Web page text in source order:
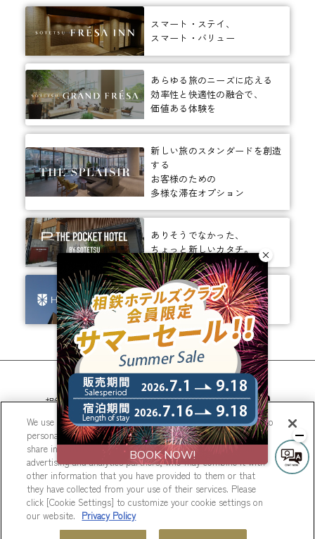
スマート・ステイ、
スマート・バリュー
あらゆる旅のニーズに応える
効率性と快適性の融合で、
価値ある体験を
新しい旅のスタンダードを創造
する
お客様のための
多様な滞在オプション
ありそうでなかった、
ちょっと新しいカタチ。
ビジネスからレジャーまで、
幅広く選ばれるホテルへ。
相鉄ホテルズ 公式SNS
© Sotetsu Hotel Management CO., LTD.
We use cookies to improve your experience on our website, to
personalize content and ads, and to analyze our traffic. We
share information about your use of our website with our
advertising and analytics partners, who may combine it with
other information that you have provided to them or that
they have collected from your use of their services. Please
click [Cookie Settings] to customize your cookie settings on
our website. Privacy Policy